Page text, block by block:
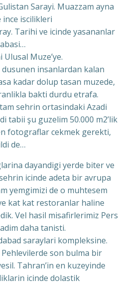
Sarayi. Muazzam ayna
ince iscilikleri
Tarihi ve icinde yasananlar
Muze’ye.
dusunen insanlardan kalan
kadar dolup tasan muzede,
bakti durdu etrafa.
sehrin ortasindaki Azadi
tabii şu guzelim 50.000 m2’lik
fotograflar cekmek gerekti,
de…
dayandigi yerde biter ve
icinde adeta bir avrupa
yemgimizi de o muhtesem
kat kat restoranlar haline
Vel hasil misafirlerimiz Pers
daha tanisti.
saraylari kompleksine.
Pehlevilerde son bulma bir
Tahran’in en kuzeyinde
icinde dolastik